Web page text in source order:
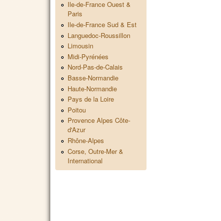
Ile-de-France Ouest &
Paris
Ile-de-France Sud & Est
Languedoc-Roussillon
Limousin
Midi-Pyrénées
Nord-Pas-de-Calais
Basse-Normandie
Haute-Normandie
Pays de la Loire
Poitou
Provence Alpes Côte-
d'Azur
Rhône-Alpes
Corse, Outre-Mer &
International